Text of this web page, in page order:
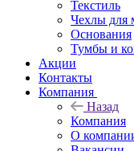
Текстиль
Чехлы для
Основания
Тумбы и
Акции
Контакты
Компания
Назад
Компания
О